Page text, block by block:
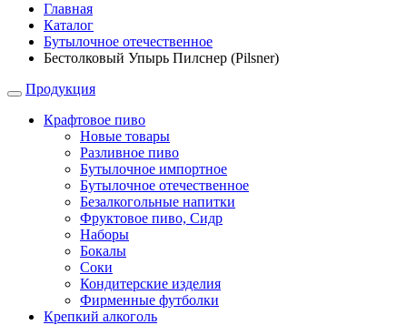
Главная
Каталог
Бутылочное отечественное
Бестолковый Упырь Пилснер (Pilsner)
Продукция
Крафтовое пиво
Новые товары
Разливное пиво
Бутылочное импортное
Бутылочное отечественное
Безалкогольные напитки
Фруктовое пиво, Сидр
Наборы
Бокалы
Соки
Кондитерские изделия
Фирменные футболки
Крепкий алкоголь